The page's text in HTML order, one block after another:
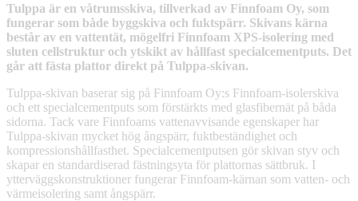
Tulppa är en våtrumsskiva, tillverkad av Finnfoam Oy, som
fungerar som både byggskiva och fuktspärr. Skivans kärna
består av en vattentät, mögelfri Finnfoam XPS-isolering med
sluten cellstruktur och ytskikt av hållfast specialcementputs. Det
går att fästa plattor direkt på Tulppa-skivan.
Tulppa-skivan baserar sig på Finnfoam Oy:s Finnfoam-isolerskiva
och ett specialcementputs som förstärkts med glasfibernät på båda
sidorna. Tack vare Finnfoams vattenavvisande egenskaper har
Tulppa-skivan mycket hög ångspärr, fuktbeständighet och
kompressionshållfasthet. Specialcementputsen gör skivan styv och
skapar en standardiserad fästningsyta för plattornas sättbruk. I
ytterväggskonstruktioner fungerar Finnfoam-kärnan som vatten- och
värmeisolering samt ångspärr.